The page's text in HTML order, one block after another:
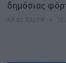
δημόσιας